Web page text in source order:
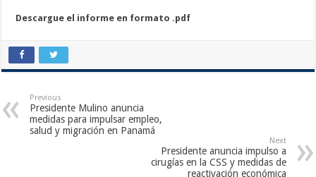
Descargue el informe en formato .pdf
Previous
Presidente Mulino anuncia
medidas para impulsar empleo,
salud y migración en Panamá
Next
Presidente anuncia impulso a
cirugías en la CSS y medidas de
reactivación económica